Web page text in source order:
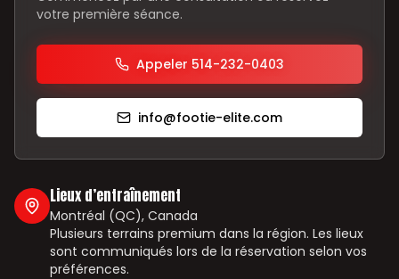
votre première séance.
Appeler 514-232-0403
info@footie-elite.com
Lieux d’entraînement
Montréal (QC), Canada
Plusieurs terrains premium dans la région. Les lieux
sont communiqués lors de la réservation selon vos
préférences.